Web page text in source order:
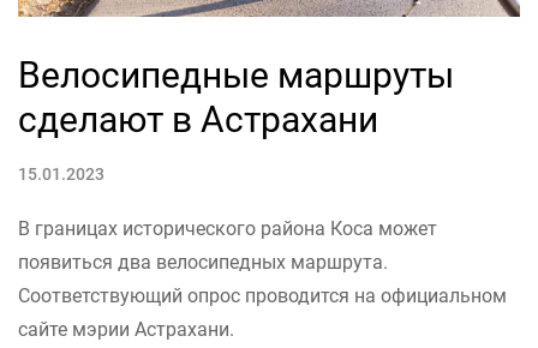
Велосипедные маршруты
сделают в Астрахани
15.01.2023
В границах исторического района Коса может
появиться два велосипедных маршрута.
Соответствующий опрос проводится на официальном
сайте мэрии Астрахани.